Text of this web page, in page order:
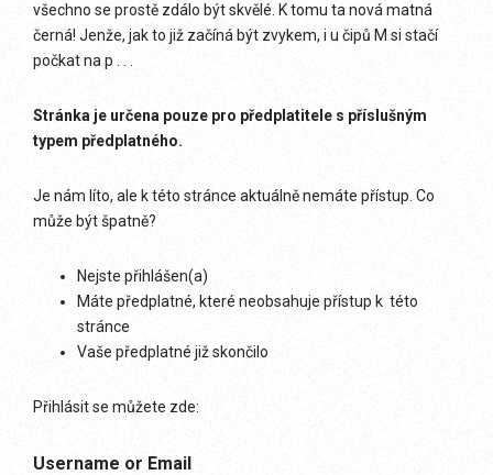
všechno se prostě zdálo být skvělé. K tomu ta nová matná
černá! Jenže, jak to již začíná být zvykem, i u čipů M si stačí
počkat na p . . .
Stránka je určena pouze pro předplatitele s příslušným
typem předplatného.
Je nám líto, ale k této stránce aktuálně nemáte přístup. Co
může být špatně?
Nejste přihlášen(a)
Máte předplatné, které neobsahuje přístup k této
stránce
Vaše předplatné již skončilo
Přihlásit se můžete zde:
Username or Email